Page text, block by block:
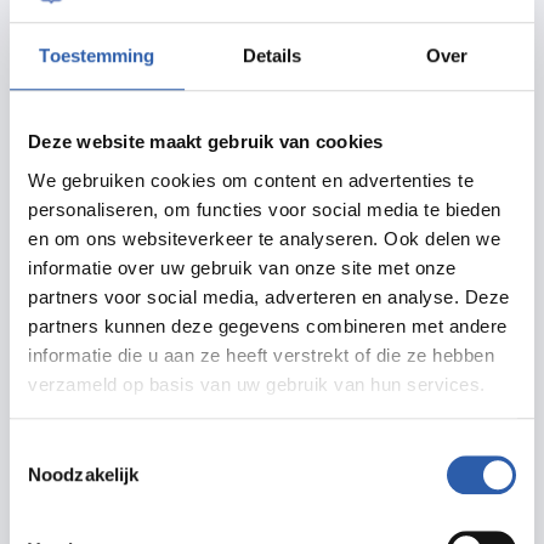
Toestemming Details Over
Deze website maakt gebruik van cookies
We gebruiken cookies om content en advertenties te
personaliseren, om functies voor social media te bieden
en om ons websiteverkeer te analyseren. Ook delen we
informatie over uw gebruik van onze site met onze
partners voor social media, adverteren en analyse. Deze
partners kunnen deze gegevens combineren met andere
informatie die u aan ze heeft verstrekt of die ze hebben
verzameld op basis van uw gebruik van hun services.
Noodzakelijk
van Postbus Nooit te Laat in de foyer. Met hulp van
aan iemand die u vaker zou willen spreken of die wel
een glimlach kan gebruiken: een verre vriend, die ene
fijne buurman of uw oma aan de andere kant van het
land. Pennen en postzegels liggen
klaar!CreditsConcept, tekstbewerking en regie: Mart
van BerckelTekst gebaseerd op: de Eenzame Uitvaart-
serie van Joris van CasterenPerformers: Jacqueline
Blom, Martin Fondse, Kaspar Kröner, Arnout Lems,
ZhengCompositie: Martin FondseMuzikale